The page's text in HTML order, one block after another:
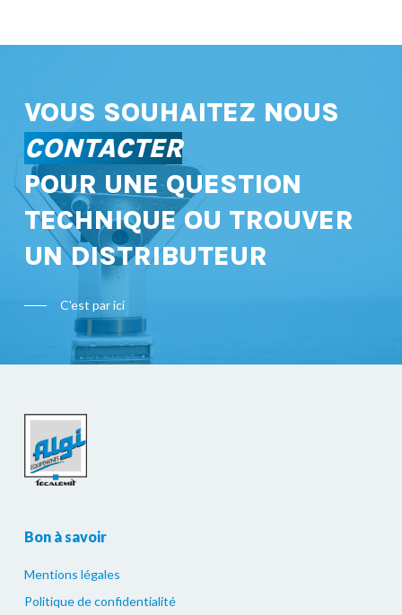
VOUS SOUHAITEZ NOUS
CONTACTER
POUR UNE QUESTION
TECHNIQUE OU TROUVER
UN DISTRIBUTEUR
C'est par ici
Bon à savoir
Mentions légales
Politique de confidentialité